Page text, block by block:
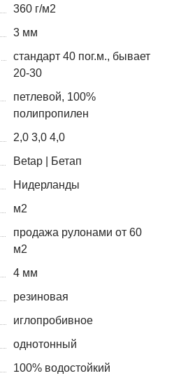
360 г/м2
3 мм
стандарт 40 пог.м., бывает
20-30
петлевой, 100%
полипропилен
2,0 3,0 4,0
Betap | Бетап
Нидерланды
м2
продажа рулонами от 60
м2
4 мм
резиновая
иглопробивное
однотонный
100% водостойкий